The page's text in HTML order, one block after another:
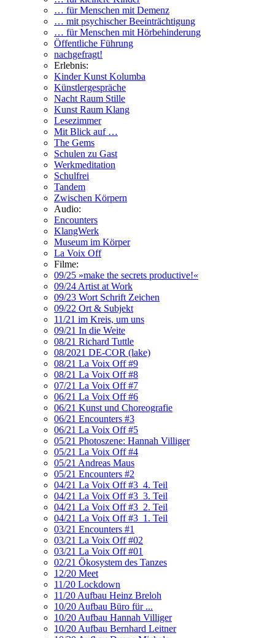
… für Menschen mit Demenz
… mit psychischer Beeinträchtigung
… für Menschen mit Hörbehinderung
Öffentliche Führung
nachgefragt!
Erlebnis:
Kinder Kunst Kolumba
Künstlergespräche
Nacht Raum Stille
Kunst Raum Klang
Lesezimmer
Mit Blick auf …
The Gems
Schulen zu Gast
Werkmeditation
Schulfrei
Tandem
Zwischen Körpern
Audio:
Encounters
KlangWerk
Museum im Körper
La Voix Off
Filme:
09/25 »make the secrets productive!«
09/24 Artist at Work
09/23 Wort Schrift Zeichen
09/22 Ort & Subjekt
11/21 im Kreis, um uns
09/21 In die Weite
08/21 Richard Tuttle
08/2021 DE-COR (lake)
08/21 La Voix Off #9
08/21 La Voix Off #8
07/21 La Voix Off #7
06/21 La Voix Off #6
06/21 Kunst und Choreografie
06/21 Encounters #3
06/21 La Voix Off #5
05/21 Photoszene: Hannah Villiger
05/21 La Voix Off #4
05/21 Andreas Maus
05/21 Encounters #2
04/21 La Voix Off #3_4. Teil
04/21 La Voix Off #3_3. Teil
04/21 La Voix Off #3_2. Teil
04/21 La Voix Off #3_1. Teil
03/21 Encounters #1
03/21 La Voix Off #02
03/21 La Voix Off #01
02/21 Ökosystem des Tanzes
12/20 Meet
11/20 Lockdown
11/20 Aufbau Heinz Breloh
10/20 Aufbau Büro für ...
10/20 Aufbau Hannah Villiger
10/20 Aufbau Bernhard Leitner